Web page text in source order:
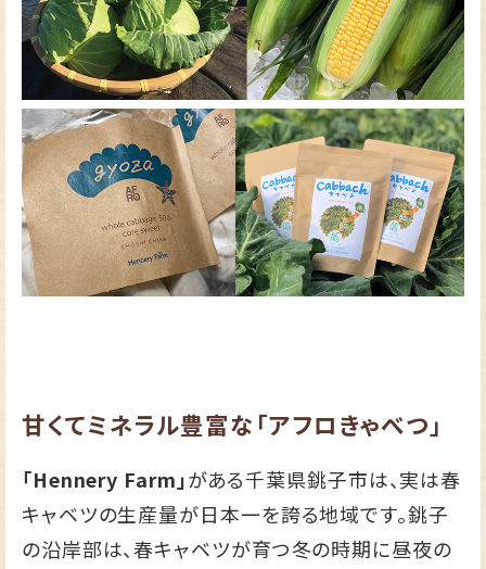
甘くてミネラル豊富な「アフロきゃべつ」
「Hennery Farm」がある千葉県銚子市は、実は春
キャベツの生産量が日本一を誇る地域です。銚子
の沿岸部は、春キャベツが育つ冬の時期に昼夜の